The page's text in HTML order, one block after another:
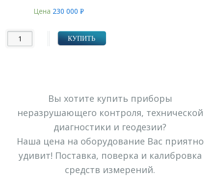
Цена 230 000 Р
КУПИТЬ
Вы хотите купить приборы
неразрушающего контроля, технической
диагностики и геодезии?
Наша цена на оборудование Вас приятно
удивит! Поставка, поверка и калибровка
средств измерений.